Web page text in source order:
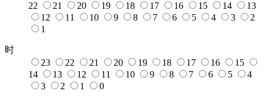
22
21 20 19 18 17 16 15 14
13
12
11 10 9 8 7 6 5 4 3
2
1
时
23
22 21 20 19 18 17 16
15
14
13 12 11 10 9 8 7 6 5
4
3
2 1 0